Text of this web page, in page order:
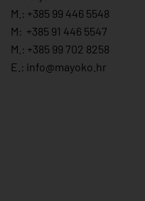
M.: +385 99 446 5548
M: +385 91 446 5547
M.: +385 99 702 8258
E.: info@mayoko. hr